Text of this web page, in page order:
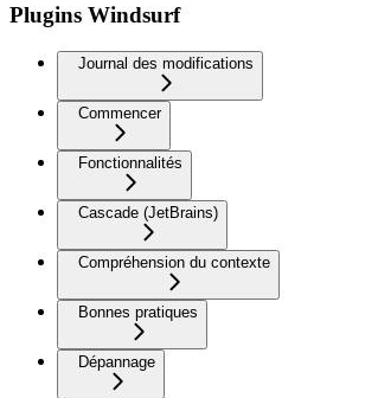
Plugins Windsurf
Journal des modifications
Commencer
Fonctionnalités
Cascade (JetBrains)
Compréhension du contexte
Bonnes pratiques
Dépannage